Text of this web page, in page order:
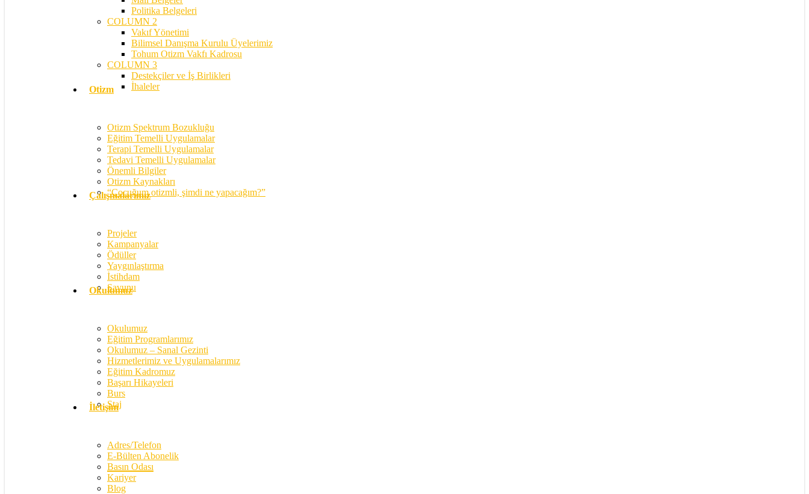
Politika Belgeleri
COLUMN 2
Vakıf Yönetimi
Bilimsel Danışma Kurulu Üyelerimiz
Tohum Otizm Vakfı Kadrosu
COLUMN 3
Destekçiler ve İş Birlikleri
İhaleler
Otizm
Otizm Spektrum Bozukluğu
Eğitim Temelli Uygulamalar
Terapi Temelli Uygulamalar
Tedavi Temelli Uygulamalar
Önemli Bilgiler
Otizm Kaynakları
“Çocuğum otizmli, şimdi ne yapacağım?”
Çalışmalarımız
Projeler
Kampanyalar
Ödüller
Yaygınlaştırma
İstihdam
Savunu
Okulumuz
Okulumuz
Eğitim Programlarımız
Okulumuz – Sanal Gezinti
Hizmetlerimiz ve Uygulamalarımız
Eğitim Kadromuz
Başarı Hikayeleri
Burs
Staj
İletişim
Adres/Telefon
E-Bülten Abonelik
Basın Odası
Kariyer
Blog